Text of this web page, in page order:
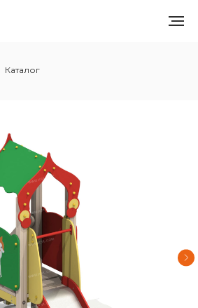
Каталог